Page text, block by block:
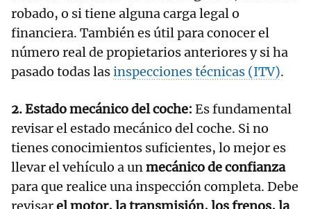
robado, o si tiene alguna carga legal o
financiera. También es útil para conocer el
número real de propietarios anteriores y si ha
pasado todas lasinspecciones técnicas (ITV).
2. Estado mecánico del coche: Es fundamental
revisar el estado mecánico del coche. Si no
tienes conocimientos suficientes, lo mejor es
llevar el vehículo a unmecánico de confianza
para que realice una inspección completa. Debe
revisarel motor, la transmisión, los frenos, la